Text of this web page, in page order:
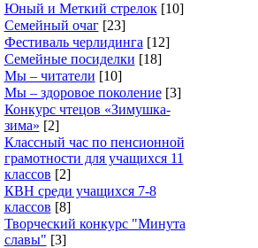
Юный и Меткий стрелок [10]
Семейный очаг [23]
Фестиваль черлидинга [12]
Семейные посиделки [18]
Мы – читатели [10]
Мы – здоровое поколение [3]
Конкурс чтецов «Зимушка-
зима» [2]
Классный час по пенсионной
грамотности для учащихся 11
классов [2]
КВН среди учащихся 7-8
классов [8]
Творческий конкурс "Минута
славы" [3]